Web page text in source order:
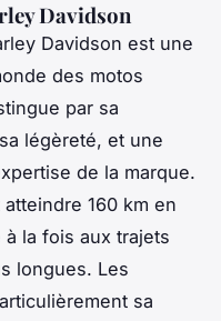
Davidson
Davidson est une
des motos
par sa
légèreté, et une
de la marque.
160 km en
la fois aux trajets
longues. Les
sa